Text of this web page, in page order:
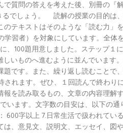
で質問の答えを考えた後、別冊の『
るでしょう。 読解の授業の目的は
のテキストはそのような「読む力
学習者）を対象にしています。全体
、100題用意しました。ステップ１
しいものへ進むように並んでいます
題です。また、繰り返し読むことで
されます。ぜひ、１回読んで終わ
報を読み取るもの、文章の内容理解
います。文字数の目安は、以下の
600字以上 7.日常生活で扱われて
ては、意見文、説明文